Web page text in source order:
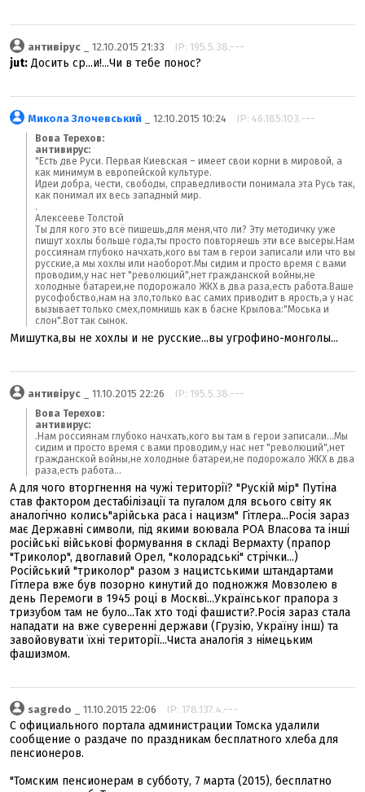
антивірус _ 12.10.2015 21:33 IP: 195.5.38.---
jut: Досить ср...и!...Чи в тебе понос?
Микола Злочевський _ 12.10.2015 10:24 IP: 46.185.103.---
Вова Терехов:
антивирус:
"Есть две Руси. Первая Киевская – имеет свои корни в мировой, а
как минимум в европейской культуре.
Идеи добра, чести, свободы, справедливости понимала эта Русь так,
как понимал их весь западный мир.
.
Алексееве Толстой
Ты для кого это всё пишешь,для меня,что ли? Эту методичку уже
пишут хохлы больше года,ты просто повторяешь эти все высеры.Нам
россиянам глубоко начхать,кого вы там в герои записали или что вы
русские,а мы хохлы или наоборот.Мы сидим и просто время с вами
проводим,у нас нет "революций",нет гражданской войны,не
холодные батареи,не подорожало ЖКХ в два раза,есть работа.Ваше
русофобство,нам на зло,только вас самих приводит в ярость,а у нас
вызывает только смех,помнишь как в басне Крылова:"Моська и
слон".Вот так сынок.
Мишутка,вы не хохлы и не русские...вы угрофино-монголы...
антивірус _ 11.10.2015 22:26 IP: 195.5.38.---
Вова Терехов:
антивирус:
.Нам россиянам глубоко начхать,кого вы там в герои записали...Мы
сидим и просто время с вами проводим,у нас нет "революций",нет
гражданской войны,не холодные батареи,не подорожало ЖКХ в два
раза,есть работа...
А для чого вторгнення на чужі території? "Рускій мір" Путіна
став фактором дестабілізації та пугалом для всього світу як
аналогічно колись"арійська раса і нацизм" Гітлера...Росія зараз
має Державні символи, під якими воювала РОА Власова та інші
російські військові формування в складі Вермахту (прапор
"Триколор", двоглавий Орел, "колорадські" стрічки...)
Російський "триколор" разом з нацистськими штандартами
Гітлера вже був позорно кинутий до подножжя Мовзолею в
день Перемоги в 1945 році в Москві...Українськог прапора з
тризубом там не було...Так хто тоді фашисти?.Росія зараз стала
нападати на вже суверенні держави (Грузію, Україну інш) та
завойовувати їхні території...Чиста аналогія з німецьким
фашизмом.
sagredo _ 11.10.2015 22:06 IP: 178.137.4.---
С официального портала администрации Томска удалили
сообщение о раздаче по праздникам бесплатного хлеба для
пенсионеров.
"Томским пенсионерам в субботу, 7 марта (2015), бесплатно